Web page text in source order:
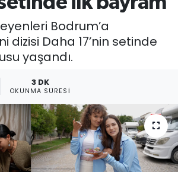
Bodrum’a
dizisi Daha 17’nin setinde
yaşandı.
3 DK
OKUNMA SÜRESI